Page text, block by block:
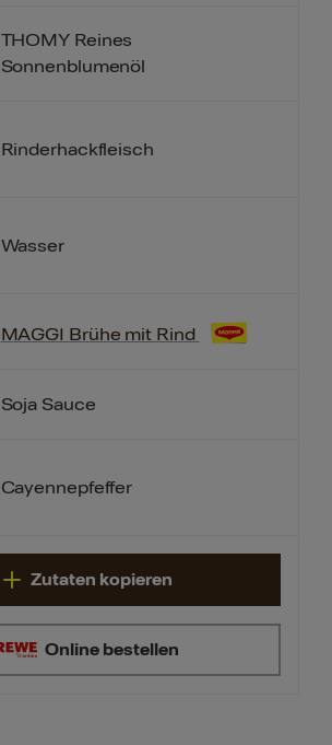
THOMY Reines
Sonnenblumenöl
Rinderhackfleisch
Wasser
MAGGI Brühe mit Rind
Soja Sauce
Cayennepfeffer
Online bestellen
Zutaten kopieren